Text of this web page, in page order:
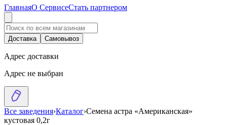
ГлавнаяО СервисеСтать партнером
Доставка Самовывоз
Адрес доставки
Адрес не выбран
Все заведения›Каталог›Семена астра «Американская»
кустовая 0,2г